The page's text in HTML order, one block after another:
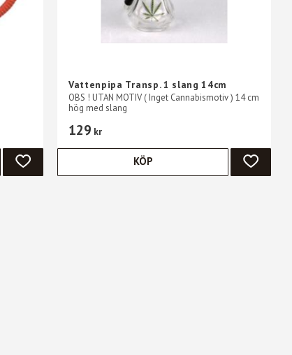
LÄGG TILL I FAVORITER
Vattenpipa Transp. 1 slang 14cm
OBS ! UTAN MOTIV ( Inget Cannabismotiv ) 14 cm
hög med slang
129 kr
LÄGG
KÖP